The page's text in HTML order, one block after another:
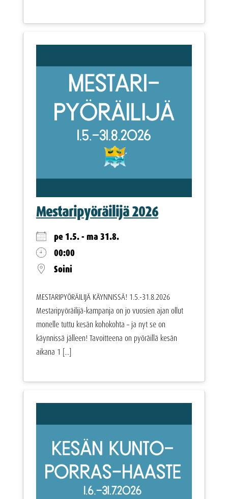
Mestaripyöräilijä 2026
pe 1.5. - ma 31.8.
00:00
Soini
MESTARIPYÖRÄILIJÄ KÄYNNISSÄ! 1.5.-31.8.2026
Mestaripyöräilijä-kampanja on jo vuosien ajan ollut
monelle tuttu kesän kohokohta – ja nyt se on
käynnissä jälleen! Tavoitteena on pyöräillä kesän
aikana 1 [...]